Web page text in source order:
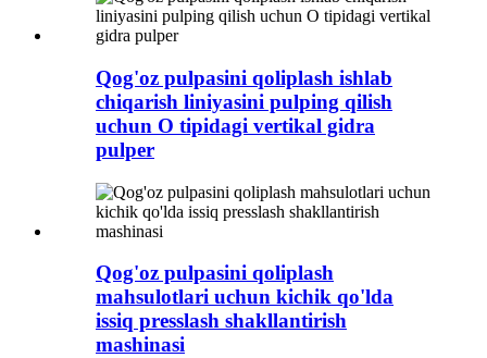
Qog'oz pulpasini qoliplash ishlab
chiqarish liniyasini pulping qilish
uchun O tipidagi vertikal gidra
pulper
Qog'oz pulpasini qoliplash
mahsulotlari uchun kichik qo'lda
issiq presslash shakllantirish
mashinasi